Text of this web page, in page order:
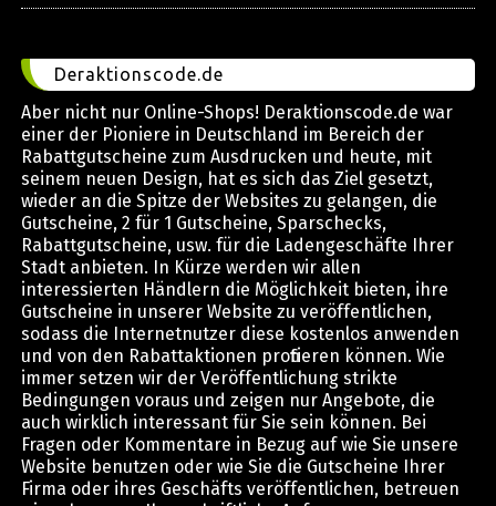
Deraktionscode.de
Aber nicht nur Online-Shops! Deraktionscode.de war
einer der Pioniere in Deutschland im Bereich der
Rabattgutscheine zum Ausdrucken und heute, mit
seinem neuen Design, hat es sich das Ziel gesetzt,
wieder an die Spitze der Websites zu gelangen, die
Gutscheine, 2 für 1 Gutscheine, Sparschecks,
Rabattgutscheine, usw. für die Ladengeschäfte Ihrer
Stadt anbieten. In Kürze werden wir allen
interessierten Händlern die Möglichkeit bieten, ihre
Gutscheine in unserer Website zu veröffentlichen,
sodass die Internetnutzer diese kostenlos anwenden
und von den Rabattaktionen profitieren können. Wie
immer setzen wir der Veröffentlichung strikte
Bedingungen voraus und zeigen nur Angebote, die
auch wirklich interessant für Sie sein können. Bei
Fragen oder Kommentare in Bezug auf wie Sie unsere
Website benutzen oder wie Sie die Gutscheine Ihrer
Firma oder ihres Geschäfts veröffentlichen, betreuen